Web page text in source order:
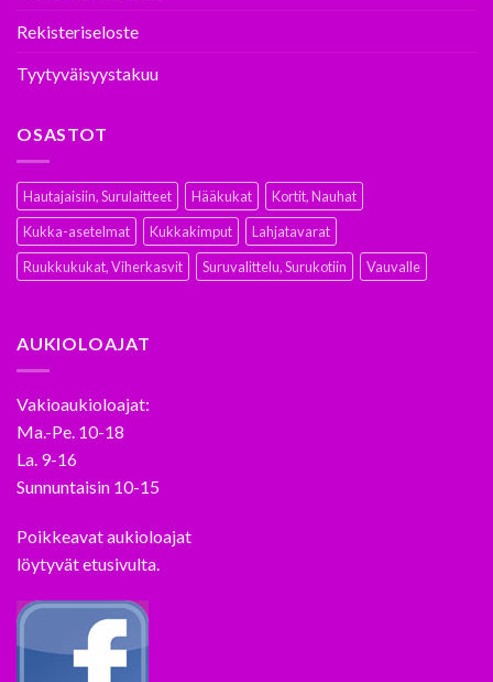
Rekisteriseloste
Tyytyväisyystakuu
OSASTOT
Hautajaisiin, Surulaitteet Hääkukat
Kortit, Nauhat
Kukka-asetelmat
Kukkakimput
Lahjatavarat
Ruukkukukat, Viherkasvit
Suruvalittelu, Surukotiin Vauvalle
AUKIOLOAJAT
Vakioaukioloajat:
Ma.-Pe. 10-18
La. 9-16
Sunnuntaisin 10-15
Poikkeavat aukioloajat
löytyvät etusivulta.